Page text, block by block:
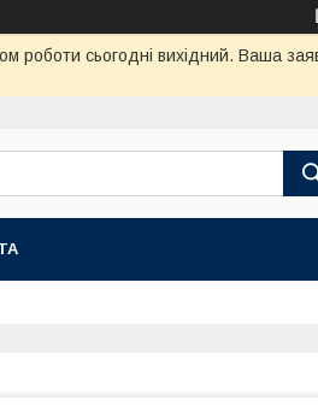
роботи сьогодні вихідний. Ваша